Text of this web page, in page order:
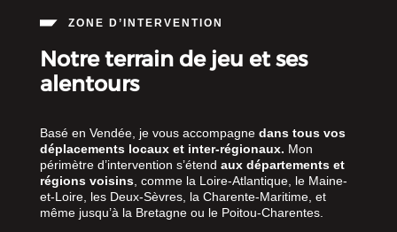
ZONE D’INTERVENTION
Notre terrain de jeu et ses
alentours
Basé en Vendée, je vous accompagnedans tous vos
déplacements locaux et inter-régionaux. Mon
périmètre d’intervention s’étend aux départements et
régions voisins, comme la Loire-Atlantique, le Maine-
et-Loire, les Deux-Sèvres, la Charente-Maritime, et
même jusqu’à la Bretagne ou le Poitou-Charentes.